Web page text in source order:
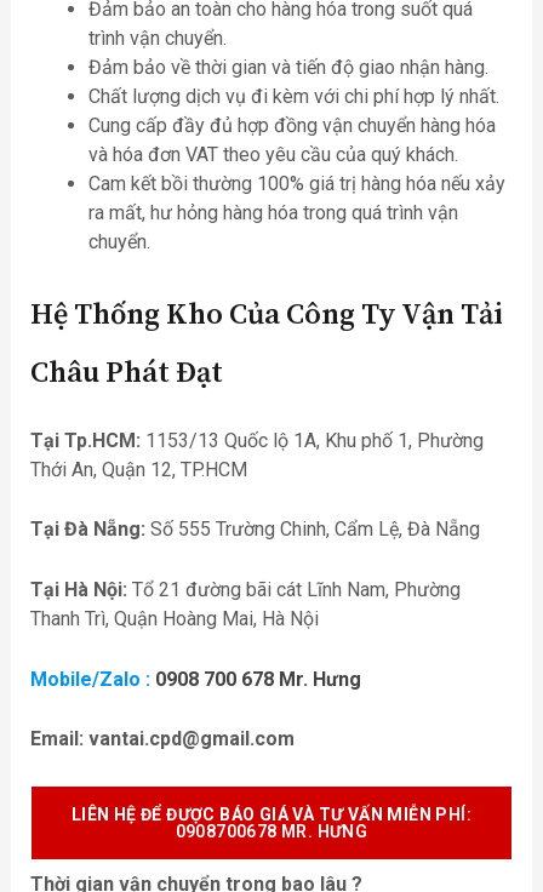
Đảm bảo an toàn cho hàng hóa trong suốt quá
trình vận chuyển.
Đảm bảo về thời gian và tiến độ giao nhận hàng.
Chất lượng dịch vụ đi kèm với chi phí hợp lý nhất.
Cung cấp đầy đủ hợp đồng vận chuyển hàng hóa
và hóa đơn VAT theo yêu cầu của quý khách.
Cam kết bồi thường 100% giá trị hàng hóa nếu xảy
ra mất, hư hỏng hàng hóa trong quá trình vận
chuyển.
Hệ Thống Kho Của Công Ty Vận Tải
Châu Phát Đạt
Tại Tp.HCM: 1153/13 Quốc lộ 1A, Khu phố 1, Phường
Thới An, Quận 12, TP.HCM
Tại Đà Nẵng: Số 555 Trường Chinh, Cẩm Lệ, Đà Nẵng
Tại Hà Nội: Tổ 21 đường bãi cát Lĩnh Nam, Phường
Thanh Trì, Quận Hoàng Mai, Hà Nội
Mobile/Zalo : 0908 700 678 Mr. Hưng
Email: vantai.cpd@gmail.com
LIÊN HỆ ĐỂ ĐƯỢC BÁO GIÁ VÀ TƯ VẤN MIỄN P HÍ:
0908700678 MR. HƯNG
Thời gian vận chuyển trong bao lâu ?